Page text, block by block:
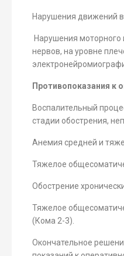
Нарушения движений
Нарушения моторного
нервов, на уровне
Противопоказания к
Воспалительный
стадии обострения,
Анемия средней и
Тяжелое
Обострение
Тяжелое
(Кома 2-3).
Окончательное